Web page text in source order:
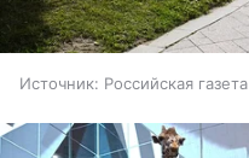
Источник: Российская газета